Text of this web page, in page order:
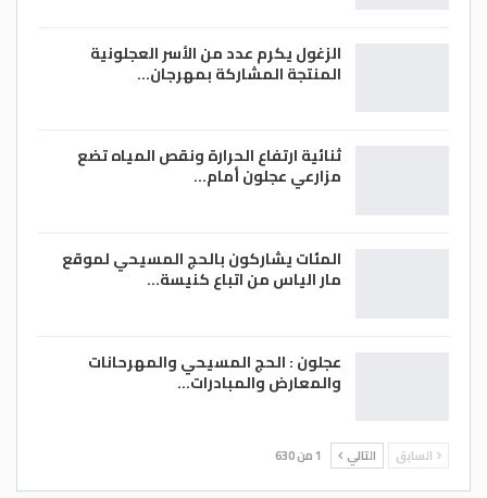
الزغول يكرم عدد من الأسر العجلونية
المنتجة المشاركة بمهرجان…
ثنائية ارتفاع الحرارة ونقص المياه تضع
مزارعي عجلون أمام…
المئات يشاركون بالحج المسيحي لموقع
مار الياس من اتباع كنيسة…
عجلون : الحج المسيحي والمهرحانات
والمعارض والمبادرات…
السابق التالي 1 من 630